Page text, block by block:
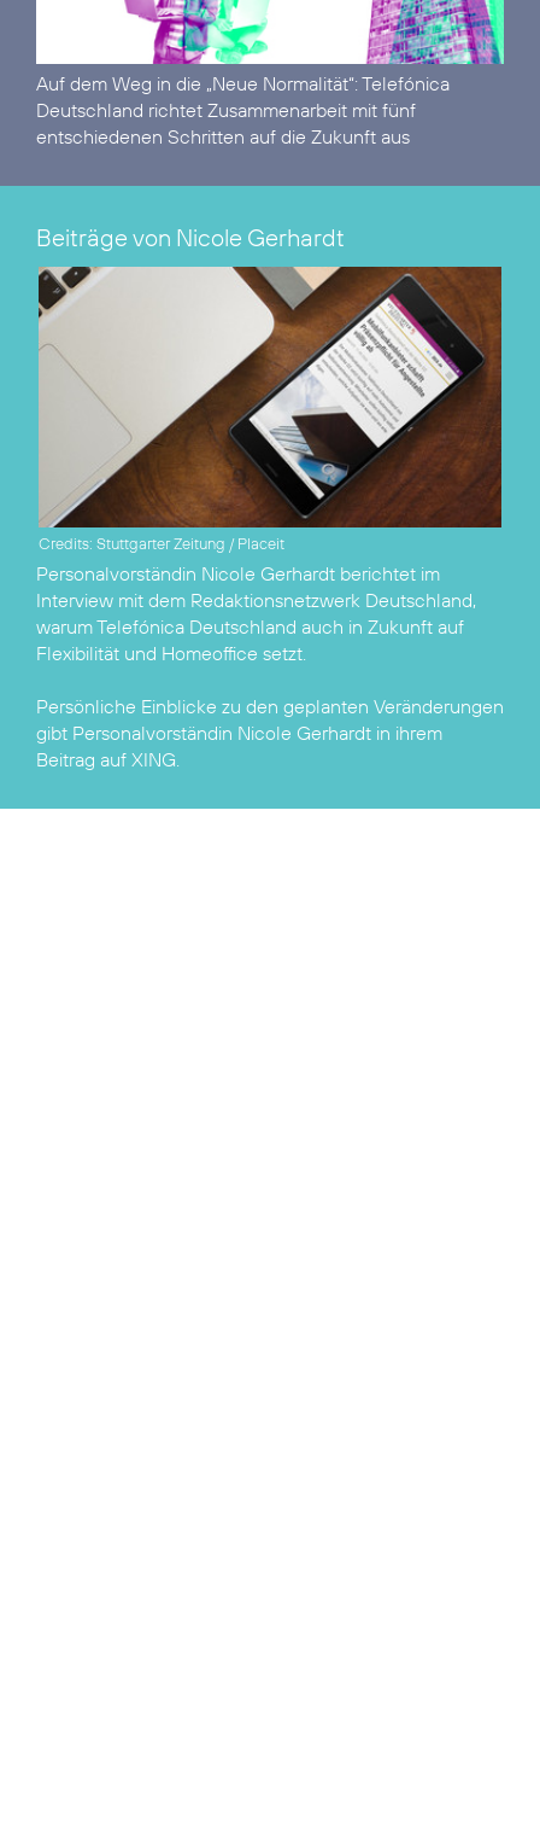
Auf dem Weg in die „Neue Normalität“: Telefónica
Deutschland richtet Zusammenarbeit mit fünf
entschiedenen Schritten auf die Zukunft aus
Beiträge von Nicole Gerhardt
Credits: Stuttgarter Zeitung / Placeit
Personalvorständin Nicole Gerhardt berichtet im
Interview mit dem Redaktionsnetzwerk Deutschland,
warum Telefónica Deutschland auch in Zukunft auf
Flexibilität und Homeoffice setzt.
Persönliche Einblicke zu den geplanten Veränderungen
gibt Personalvorständin Nicole Gerhardt in ihrem
Beitrag auf XING.